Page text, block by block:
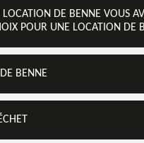
DE BENNE VOUS
POUR UNE LOCATION DE
BENNE